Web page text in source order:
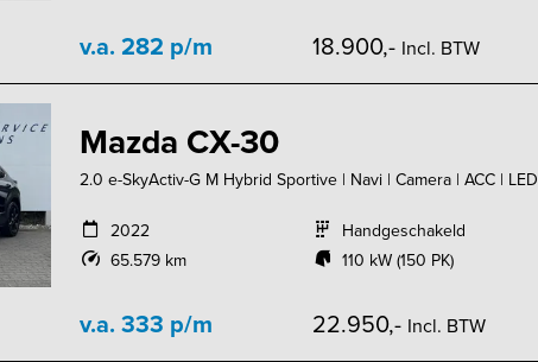
v.a. 282 p/m 18.900,- Incl. BTW
Mazda CX-30
2.0 e-SkyActiv-G M Hybrid Sportive | Navi | Camera | ACC | LED
2022
65.579 km
Handgeschakeld
110 kW (150 PK)
v.a. 333 p/m 22.950,- Incl. BTW